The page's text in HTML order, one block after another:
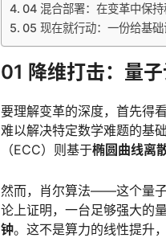
04 混合部署：在变革中保
05 现在就行动：一份给基
01 降维打击：量
要理解变革的深度，首先得
难以解决特定数学难题的基
（ECC）则基于椭圆曲线离
然而，肖尔算法——这个量
论上证明，一台足够强大的
钟。这不是算力的线性提升